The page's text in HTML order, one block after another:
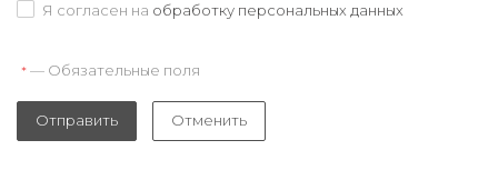
Я согласен на обработку персональных данных
* — Обязательные поля
Отправить Отменить